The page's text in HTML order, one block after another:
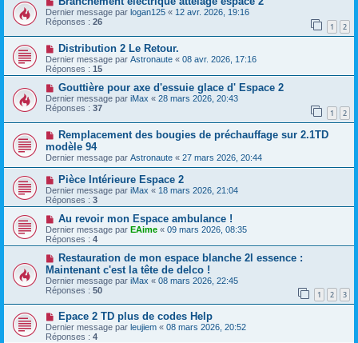
Dernier message par logan125 « 12 avr. 2026, 19:16
Réponses : 26 1 2
Distribution 2 Le Retour.
Dernier message par Astronaute « 08 avr. 2026, 17:16
Réponses : 15
Gouttière pour axe d'essuie glace d' Espace 2
Dernier message par iMax « 28 mars 2026, 20:43
Réponses : 37 1 2
Remplacement des bougies de préchauffage sur 2.1TD
modèle 94
Dernier message par Astronaute « 27 mars 2026, 20:44
Pièce Intérieure Espace 2
Dernier message par iMax « 18 mars 2026, 21:04
Réponses : 3
Au revoir mon Espace ambulance !
Dernier message par EAime « 09 mars 2026, 08:35
Réponses : 4
Restauration de mon espace blanche 2l essence :
Maintenant c'est la tête de delco !
Dernier message par iMax « 08 mars 2026, 22:45
Réponses : 50 1 2 3
Epace 2 TD plus de codes Help
Dernier message par leujiem « 08 mars 2026, 20:52
Réponses : 4